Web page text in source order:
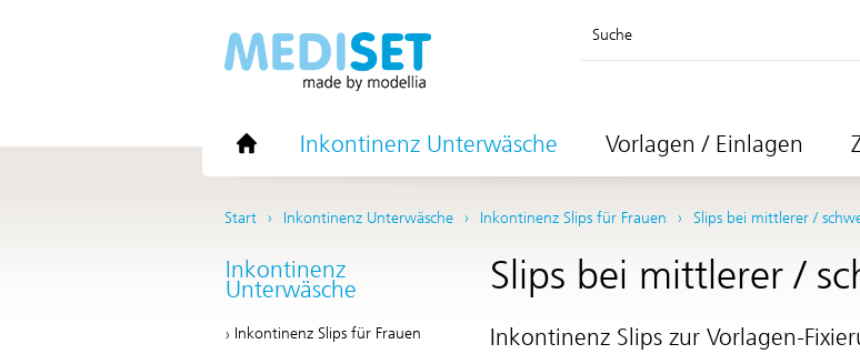
Suche
Inkontinenz Unterwäsche Vorlagen / Einlagen
Start Inkontinenz Unterwäsche Inkontinenz Slips für Frauen Slips bei mittlerer /
Inkontinenz
Unterwäsche
Inkontinenz Slips für Frauen
Slips bei mittlerer /
Inkontinenz Slips zur Vorlagen-